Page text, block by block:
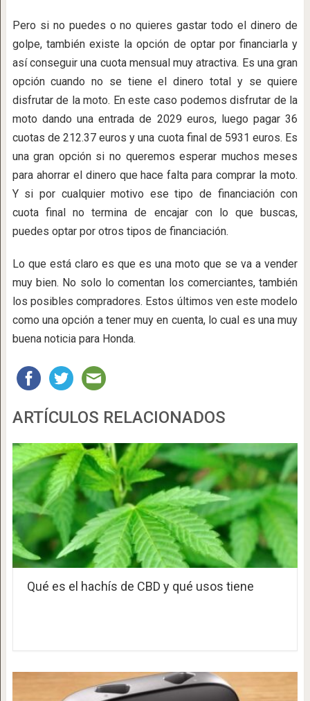
Pero si no puedes o no quieres gastar todo el dinero de
golpe, también existe la opción de optar por financiarla y
así conseguir una cuota mensual muy atractiva. Es una gran
opción cuando no se tiene el dinero total y se quiere
disfrutar de la moto. En este caso podemos disfrutar de la
moto dando una entrada de 2029 euros, luego pagar 36
cuotas de 212.37 euros y una cuota final de 5931 euros. Es
una gran opción si no queremos esperar muchos meses
para ahorrar el dinero que hace falta para comprar la moto.
Y si por cualquier motivo ese tipo de financiación con
cuota final no termina de encajar con lo que buscas,
puedes optar por otros tipos de financiación.
Lo que está claro es que es una moto que se va a vender
muy bien. No solo lo comentan los comerciantes, también
los posibles compradores. Estos últimos ven este modelo
como una opción a tener muy en cuenta, lo cual es una muy
buena noticia para Honda.
ARTÍCULOS RELACIONADOS
Qué es el hachís de CBD y qué usos tiene